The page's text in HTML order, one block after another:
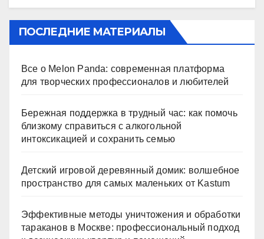
ПОСЛЕДНИЕ МАТЕРИАЛЫ
Все о Melon Panda: современная платформа
для творческих профессионалов и любителей
Бережная поддержка в трудный час: как помочь
близкому справиться с алкогольной
интоксикацией и сохранить семью
Детский игровой деревянный домик: волшебное
пространство для самых маленьких от Kastum
Эффективные методы уничтожения и обработки
тараканов в Москве: профессиональный подход